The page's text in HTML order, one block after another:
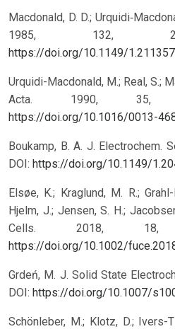
Macdonald, D. D.;
1985, 132,
https://doi.org/10.1149/
Urquidi-Macdonald, M.; Real, S.;
Acta. 1990, 35,
https://doi.org/10.1016/0013-
Boukamp, B. A. J. Electrochem.
DOI: https://doi.org/10.1149/
Elsøe, K.; Kraglund, M. R.;
Hjelm, J.; Jensen, S. H.;
Cells. 2018, 18,
https://doi.org/10.1002/
Grdeń, M. J. Solid State
DOI: https://doi.org/10.1007/
Schönleber, M.; Klotz, D.; Ivers-